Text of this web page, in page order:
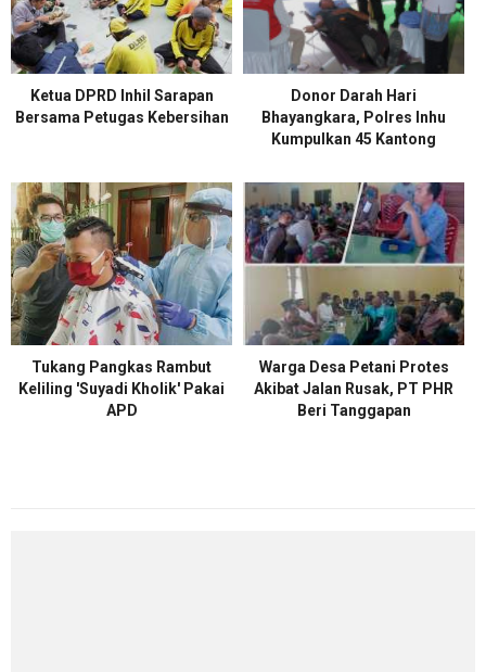
Ketua DPRD Inhil Sarapan
Bersama Petugas Kebersihan
Donor Darah Hari
Bhayangkara, Polres Inhu
Kumpulkan 45 Kantong
Tukang Pangkas Rambut
Keliling 'Suyadi Kholik' Pakai
APD
Warga Desa Petani Protes
Akibat Jalan Rusak, PT PHR
Beri Tanggapan